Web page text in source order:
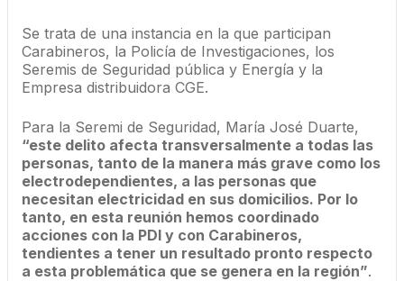
Se trata de una instancia en la que participan
Carabineros, la Policía de Investigaciones, los
Seremis de Seguridad pública y Energía y la
Empresa distribuidora CGE.
Para la Seremi de Seguridad, María José Duarte,
“este delito afecta transversalmente a todas las
personas, tanto de la manera más grave como los
electrodependientes, a las personas que
necesitan electricidad en sus domicilios. Por lo
tanto, en esta reunión hemos coordinado
acciones con la PDI y con Carabineros,
tendientes a tener un resultado pronto respecto
a esta problemática que se genera en la región”.